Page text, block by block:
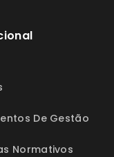
De Gestão
Normativos